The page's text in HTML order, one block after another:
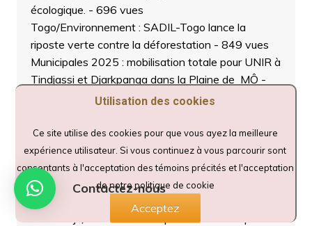
écologique. - 696 vues
Togo/Environnement : SADIL-Togo lance la
riposte verte contre la déforestation - 849 vues
Municipales 2025 : mobilisation totale pour UNIR à
Tindjassi et Djarkpanga dans la Plaine de MÔ -
TCHEDRE, candidat UFC, dévoile sa vision pour
une Commune plus forte et prospère.- 686 vues
Municipales 2025 : ROBIN Koffi M. du parti BÂTIR
à la conquête de l’électorat dans le Golfe 4
vues
Tchaoudjo/Élections municipales 2025 : Le parti
Utilisation des cookies
Ce site utilise des cookies pour que vous ayez la meilleure
expérience utilisateur. Si vous continuez à vous parcourir sont
consentants à l'acceptation des témoins précités et l'acceptation
de notre politique de cookie
Acceptez
Contactez-nous